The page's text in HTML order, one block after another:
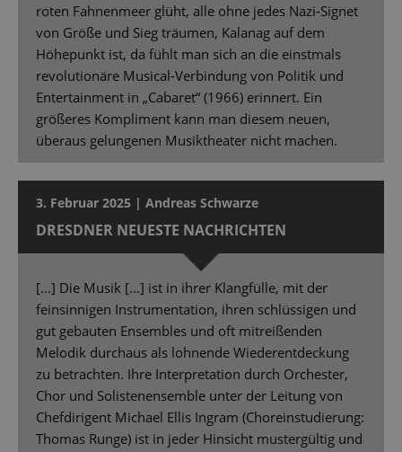
roten Fahnenmeer glüht, alle ohne jedes Nazi-Signet
von Größe und Sieg träumen, Kalanag auf dem
Höhepunkt ist, da fühlt man sich an die einstmals
revolutionäre Musical-Verbindung von Politik und
Entertainment in „Cabaret“ (1966) erinnert. Ein
größeres Kompliment kann man diesem neuen,
überaus gelungenen Musiktheater nicht machen.
3. Februar 2025 | Andreas Schwarze
DRESDNER NEUESTE NACHRICHTEN
[...] Die Musik […] ist in ihrer Klangfülle, mit der
feinsinnigen Instrumentation, ihren schlüssigen und
gut gebauten Ensembles und oft mitreißenden
Melodik durchaus als lohnende Wiederentdeckung
zu betrachten. Ihre Interpretation durch Orchester,
Chor und Solistenensemble unter der Leitung von
Chefdirigent Michael Ellis Ingram (Choreinstudierung:
Thomas Runge) ist in jeder Hinsicht mustergültig und